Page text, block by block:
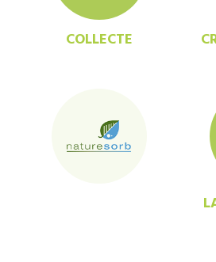
COLLECTE